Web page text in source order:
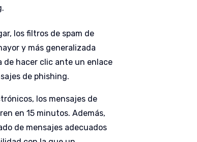
los filtros de spam de
y más generalizada
de hacer clic ante un enlace
de phishing.
los mensajes de
en 15 minutos. Además,
de mensajes adecuados